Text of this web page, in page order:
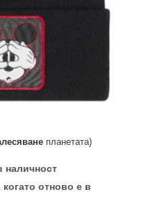
планетата)
наличност
отново е в